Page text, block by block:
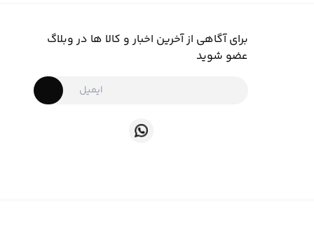
برای آگاهی از آخرین اخبار و کالا ها در وبلاگ
عضو شوید